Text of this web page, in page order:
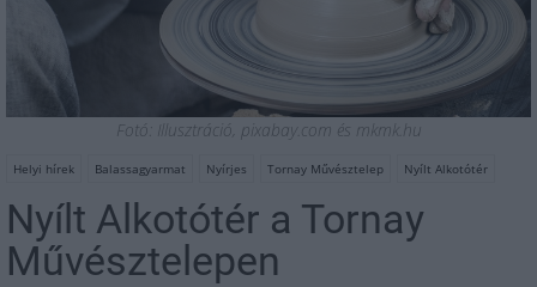
Fotó: Illusztráció, pixabay.com és mkmk.hu
Helyi hírek Balassagyarmat Nyírjes Tornay Művésztelep Nyílt Alkotótér
Nyílt Alkotótér a Tornay
Művésztelepen